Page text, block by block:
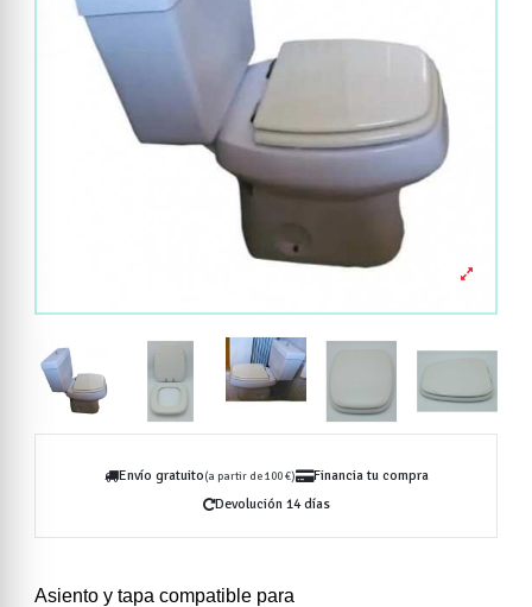
Envío gratuito(a partir de 100 €)
Financia tu compra
Devolución 14 días
Asiento y tapa compatible para